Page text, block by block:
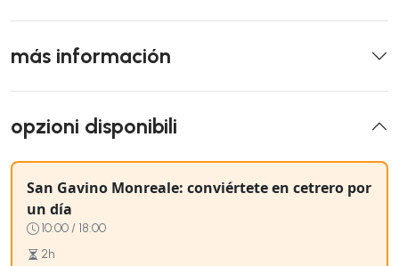
más información
opzioni disponibili
San Gavino Monreale: conviértete en cetrero por
un día
10:00 / 18:00
2h